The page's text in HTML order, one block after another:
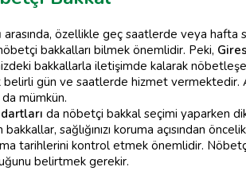
arasında, özellikle geç saatlerde veya hafta
bakkalları bilmek önemlidir. Peki,
bakkallarla iletişimde kalarak
belirli gün ve saatlerde hizmet vermektedir.
da mümkün.
da nöbetçi bakkal seçimi yaparken
sağlığınızı koruma açısından
tarihlerini kontrol etmek önemlidir.
belirtmek gerekir.